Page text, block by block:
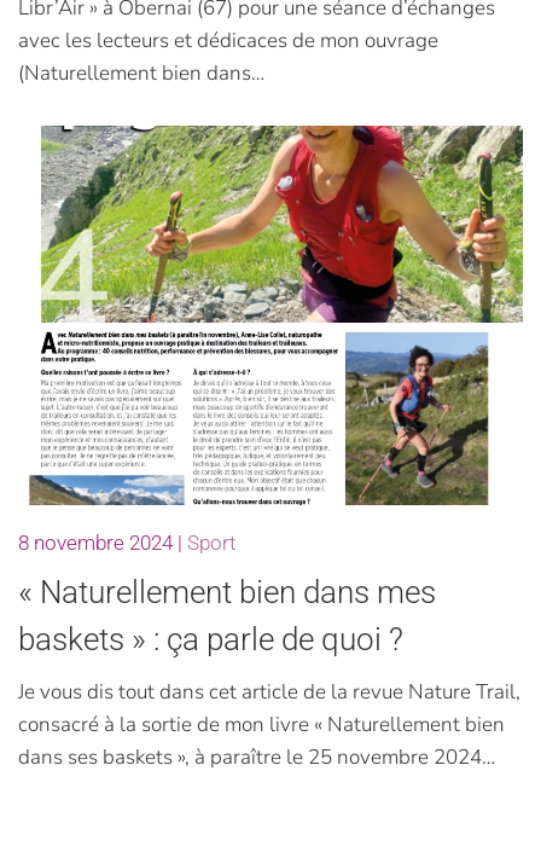
Libr’Air » à Obernai (67) pour une séance d’échanges
avec les lecteurs et dédicaces de mon ouvrage
(Naturellement bien dans…
8 novembre 2024| Sport
« Naturellement bien dans mes
baskets » : ça parle de quoi ?
Je vous dis tout dans cet article de la revue Nature Trail,
consacré à la sortie de mon livre « Naturellement bien
dans ses baskets », à paraître le 25 novembre 2024…